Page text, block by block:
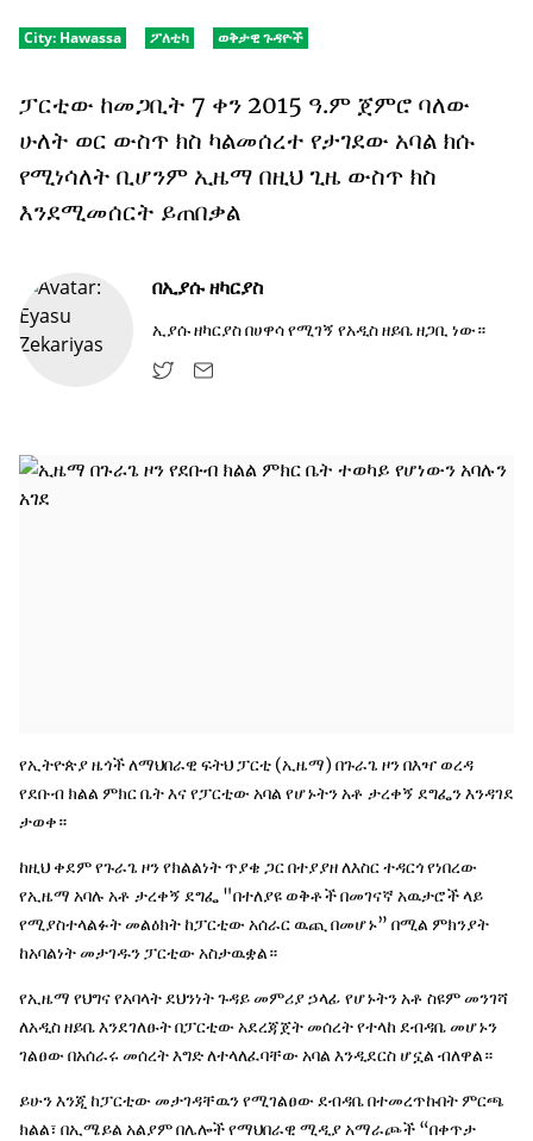
City: Hawassa ፖለቲካ ወቅታዊ ጉዳዮች
ፓርቲው ከመጋቢት 7 ቀን 2015 ዓ.ም ጀምሮ ባለው
ሁለት ወር ውስጥ ክስ ካልመሰረተ የታገደው አባል ክሱ
የሚነሳለት ቢሆንም ኢዜማ በዚህ ጊዜ ውስጥ ክስ
እንደሚመሰርት ይጠበቃል
በኢያሱ ዘካርያስ
ኢያሱ ዘካርያስ በሀዋሳ የሚገኝ የአዲስ ዘይቤ ዘጋቢ ነው።
የኢትዮጵያ ዜጎች ለማህበራዊ ፍትህ ፓርቲ (ኢዜማ) በጉራጌ ዞን በእዣ ወረዳ
የደቡብ ክልል ምክር ቤት እና የፓርቲው አባል የሆኑትን አቶ ታረቀኝ ደግፌን እንዳገደ
ታወቀ።
ከዚህ ቀደም የጉራጌ ዞን የክልልነት ጥያቄ ጋር በተያያዘ ለእስር ተዳርጎ የነበረው
የኢዜማ አባሉ አቶ ታረቀኝ ደግፌ "በተለያዩ ወቅቶች በመገናኛ አዉታሮች ላይ
የሚያስተላልፉት መልዕክት ከፓርቲው አሰራር ዉጪ በመሆኑ” በሚል ምክንያት
ከአባልነት መታገዱን ፓርቲው አስታዉቋል።
የኢዜማ የህግና የአባላት ደህንነት ጉዳይ መምሪያ ኃላፊ የሆኑትን አቶ ስዩም መንገሻ
ለአዲስ ዘይቤ እንደገለፁት በፓርቲው አደረጃጀት መሰረት የተላከ ደብዳቤ መሆኑን
ገልፀው በአሰራሩ መሰረት እግድ ለተላለፈባቸው አባል እንዲደርስ ሆኗል ብለዋል።
ይሁን እንጂ ከፓርቲው መታገዳቸዉን የሚገልፀው ደብዳቤ በተመረጥኩበት ምርጫ
ክልል፣ በኢሜይል አልያም በሌሎች የማህበራዊ ሚዲያ አማራጮች “በቀጥታ